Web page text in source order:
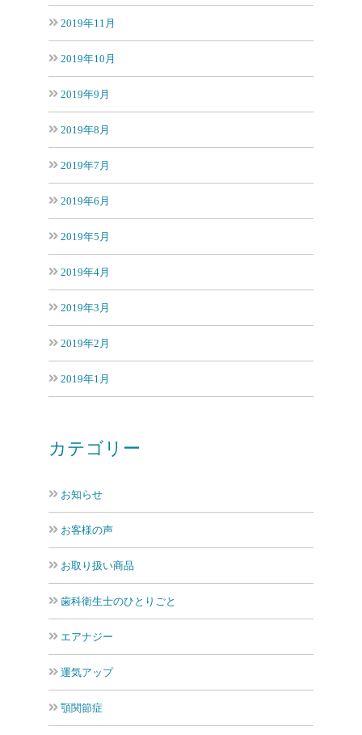
2019年11月
2019年10月
2019年9月
2019年8月
2019年7月
2019年6月
2019年5月
2019年4月
2019年3月
2019年2月
2019年1月
カテゴリー
お知らせ
お客様の声
お取り扱い商品
歯科衛生士のひとりごと
エアナジー
運気アップ
顎関節症